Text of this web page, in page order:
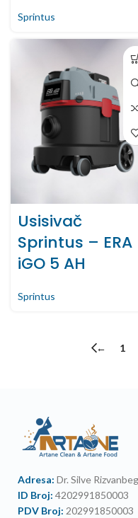
Sprintus
Usisivač
Sprintus – ERA
iGO 5 AH
Sprintus
← 1
Adresa: Dr. Silve
ID Broj: 4202991850003
PDV Broj: 202991850003